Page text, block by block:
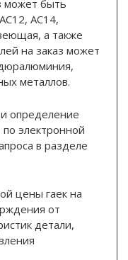
может быть
АС14,
а также
на заказ может
металлов.
и определение
электронной
в разделе
цены гаек на
от
детали,